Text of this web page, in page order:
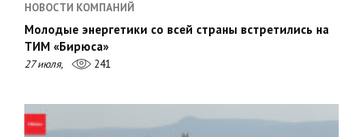
НОВОСТИ КОМПАНИЙ
Молодые энергетики со всей страны встретились на
ТИМ «Бирюса»
27 июля, 241